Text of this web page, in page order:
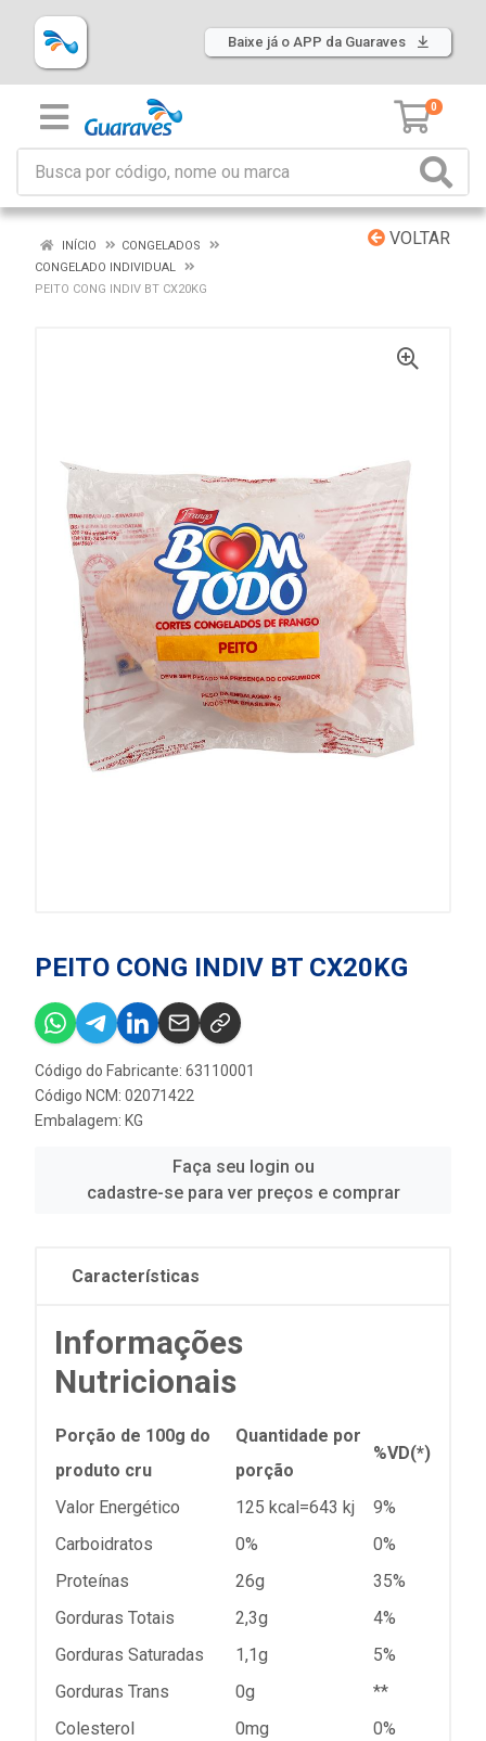
Baixe já o APP da Guaraves
0
VOLTAR
INÍCIO
CONGELADOS
CONGELADO INDIVIDUAL
PEITO CONG INDIV BT CX20KG
PEITO CONG INDIV BT CX20KG
Código do Fabricante: 63110001
Código NCM: 02071422
Embalagem: KG
Faça seu login ou
cadastre-se para ver preços e comprar
Características
Informações
Nutricionais
Porção de 100g do
produto cru
Quantidade por
porção
%VD(*)
Valor Energético 125 kcal=643 kj
9%
Carboidratos
0%
0%
Proteínas
26g
35%
Gorduras Totais
2,3g
4%
Gorduras Saturadas
1,1g
5%
Gorduras Trans
0g
**
Colesterol
0mg
0%